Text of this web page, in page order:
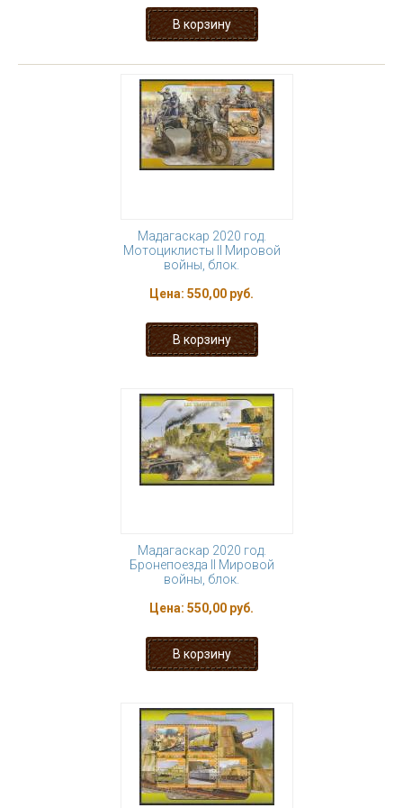
Мадагаскар 2020 год.
Мотоциклисты II Мировой
войны, блок.
Цена: 550,00 руб.
Мадагаскар 2020 год.
Бронепоезда II Мировой
войны, блок.
Цена: 550,00 руб.